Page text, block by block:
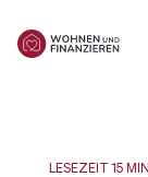
LESEZEIT 15 MIN